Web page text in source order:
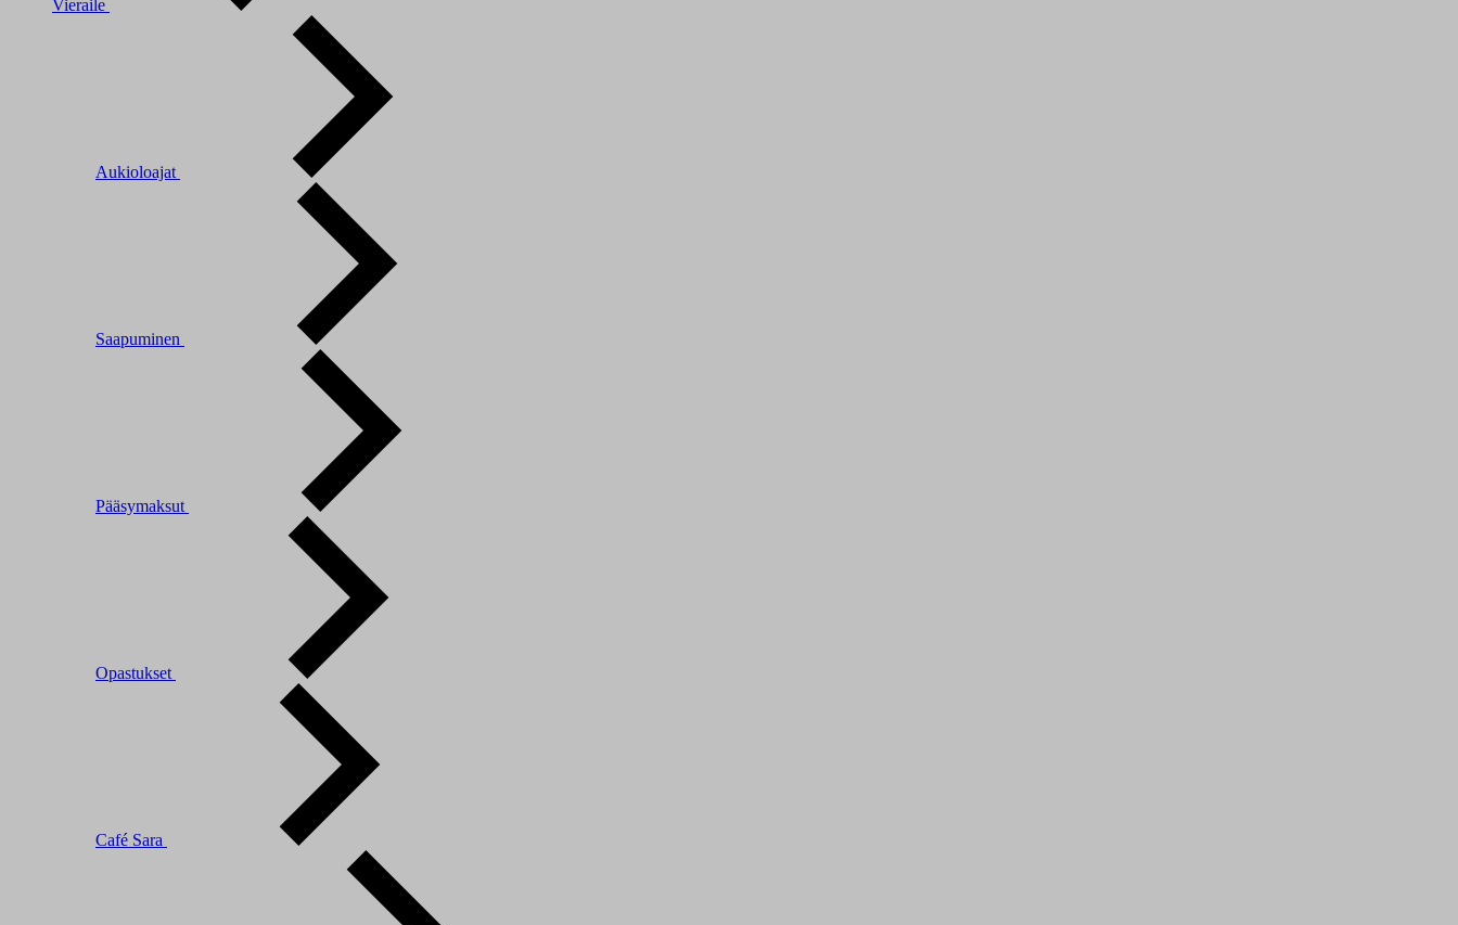
Vieraile
Aukioloajat
Saapuminen
Pääsymaksut
Opastukset
Café Sara